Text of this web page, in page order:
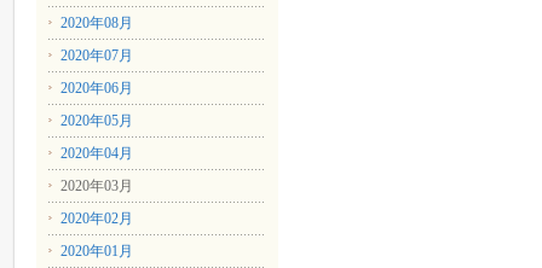
2020年08月
2020年07月
2020年06月
2020年05月
2020年04月
2020年03月
2020年02月
2020年01月